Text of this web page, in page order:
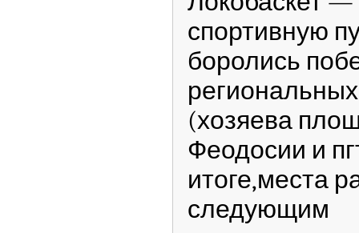
спортивную
боролись
(хозяева
Феодосии и
итоге,места
следующим